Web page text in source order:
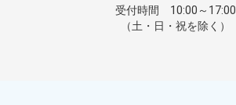
受付時間 10:00～17:00
（土・日・祝を除く）